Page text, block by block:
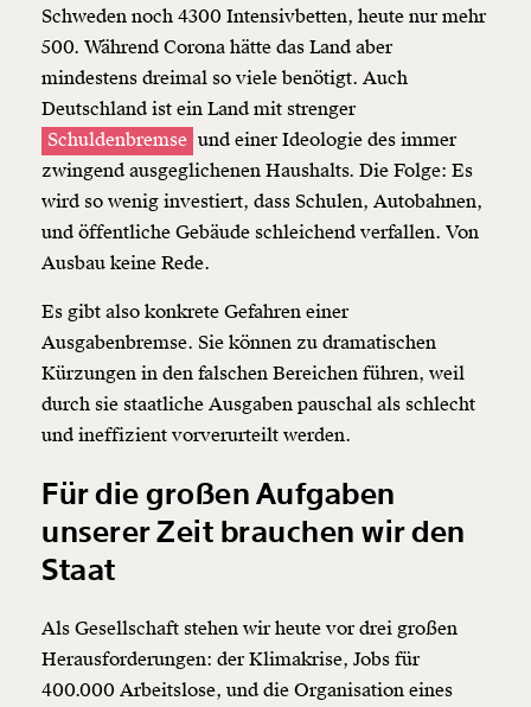
Veränderung
beginnt mit Dir!
WerdeFördermitgliedund wir können gemeinsam
Schweden noch 4300 Intensivbetten, heute nur mehr
500. Während Corona hätte das Land aber
mindestens dreimal so viele benötigt. Auch
Deutschland ist ein Land mit strenger
Schuldenbremse und einer Ideologie des immer
zwingend ausgeglichenen Haushalts. Die Folge: Es
wird so wenig investiert, dass Schulen, Autobahnen,
und öffentliche Gebäude schleichend verfallen. Von
Ausbau keine Rede.
Es gibt also konkrete Gefahren einer
Ausgabenbremse. Sie können zu dramatischen
Kürzungen in den falschen Bereichen führen, weil
durch sie staatliche Ausgaben pauschal als schlecht
und ineffizient vorverurteilt werden.
Für die großen Aufgaben
unserer Zeit brauchen wir den
Staat
Als Gesellschaft stehen wir heute vor drei großen
Herausforderungen: der Klimakrise, Jobs für
400.000 Arbeitslose, und die Organisation eines